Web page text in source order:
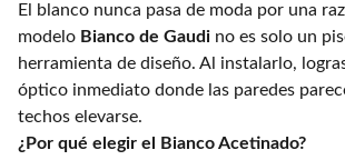
El blanco nunca pasa de moda por una
modelo Bianco de Gaudi no es solo un
herramienta de diseño. Al instalarlo,
óptico inmediato donde las paredes
techos elevarse.
¿Por qué elegir el Bianco Acetinado?